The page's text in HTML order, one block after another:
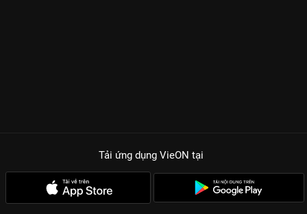
Tải ứng dụng VieON tại